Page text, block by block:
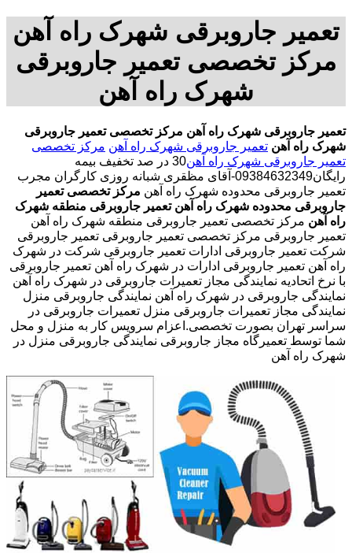
تعمیر جاروبرقی شهرک راه آهن
مرکز تخصصی تعمیر جاروبرقی
شهرک راه آهن
تعمیر جاروبرقی شهرک راه آهن مرکز تخصصی تعمیر جاروبرقی
شهرک راه آهن تعمیر جاروبرقی شهرک راه آهن مرکز تخصصی
تعمیر جاروبرقی شهرک راه آهن
30 در صد تخفیف بیمه
رایگان09384632349-آقای مظقری شبانه روزی کارگران مجرب
تعمیر جاروبرقی محدوده شهرک راه آهن مرکز تخصصی تعمیر
جاروبرقی محدوده شهرک راه آهن تعمیر جاروبرقی منطقه شهرک
راه آهن مرکز تخصصی تعمیر جاروبرقی منطقه شهرک راه آهن
تعمیر جاروبرقی مرکز تخصصی تعمیر جاروبرقی تعمیر جاروبرقی
شرکت تعمیر جاروبرقی ادارات تعمیر جاروبرقی شرکت در شهرک
راه آهن تعمیر جاروبرقی ادارات در شهرک راه آهن تعمیر جاروبرقی
با نرخ اتحادیه نمایندگی مجاز تعمیرات جاروبرقی در شهرک راه آهن
نمایندگی جاروبرقی در شهرک راه آهن نمایندگی جاروبرقی منزل
نمایندگی مجاز تعمیرات جاروبرقی منزل تعمیرات جاروبرقی در
سراسر تهران بصورت تخصصی.اعزام سرویس کار به منزل و محل
شما توسط تعمیرگاه مجاز جاروبرقی نمایندگی جاروبرقی منزل در
شهرک راه آهن